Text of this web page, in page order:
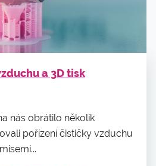
a 3D tisk
nás obrátilo několik
pořízení čističky vzduchu